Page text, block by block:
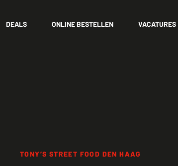
DEALS ONLINE BESTELLEN VACATURES
TONY’S STREET FOOD DEN HAAG